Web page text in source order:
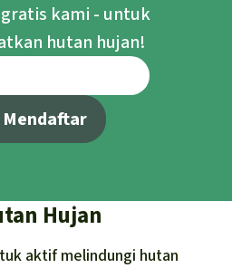
kami - untuk
hutan hujan!
Mendaftar
Hujan
aktif melindungi hutan